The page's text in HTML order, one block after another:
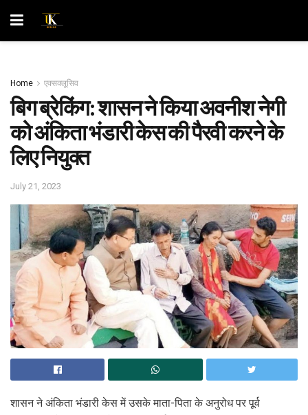
Home एक्सक्लूसिव
बिग ब्रेकिंग: शासन ने किया अवनीश नेगी
को अंकिता भंडारी केस की पैरवी करने के
लिए नियुक्त
July 21, 2023
शासन ने अंकिता भंडारी केस में उसके माता-पिता के अनुरोध पर पूर्व